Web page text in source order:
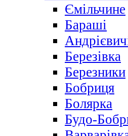
Ємільчине
Бараші
Березівка
Березники
Бобриця
Болярка
Будо-